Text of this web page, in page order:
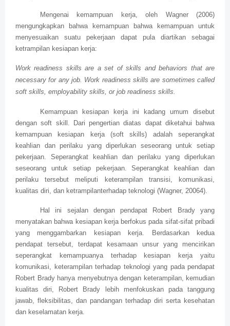
Mengenai kemampuan kerja, oleh Wagner (2006)
mengungkapkan bahwa kemampuan bahwa kemampuan untuk
menyesuaikan suatu pekerjaan dapat pula diartikan sebagai
ketrampilan kesiapan kerja:
Work readiness skills are a set of skills and behaviors that are
necessary for any job. Work readiness skills are sometimes called
soft skills, employability skills, or job readiness skills.
Kemampuan kesiapan kerja ini kadang umum disebut
dengan soft skill. Dari pengertian diatas dapat diketahui bahwa
kemampuan kesiapan kerja (soft skills) adalah seperangkat
keahlian dan perilaku yang diperlukan seseorang untuk setiap
pekerjaan. Seperangkat keahlian dan perilaku yang diperlukan
seseorang untuk setiap pekerjaan. Seperangkat keahlian dan
perilaku tersebut meliputi keterampilan transisi, komunikasi,
kualitas diri, dan ketrampilanterhadap teknologi (Wagner, 20064).
Hal ini sejalan dengan pendapat Robert Brady yang
menyatakan bahwa kesiapan kerja berfokus pada sifat-sifat pribadi
yang menggambarkan kesiapan kerja. Berdasarkan kedua
pendapat tersebut, terdapat kesamaan unsur yang mencirikan
seperangkat kemampuanya terhadap kesiapan kerja yaitu
komunikasi, keterampilan terhadap teknologi yang pada pendapat
Robert Brady hanya menyebutnya dengan keterampilan, kemudian
kualitas diri, Robert Brady lebih menfokuskan pada tanggung
jawab, fleksibilitas, dan pandangan terhadap diri serta kesehatan
dan keselamatan kerja.